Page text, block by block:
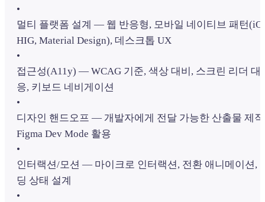
•
멀티 플랫폼 설계 — 웹 반응형, 모바일 네이티브 패턴
HIG, Material Design), 데스크톱 UX
•
접근성(A11y) — WCAG 기준, 색상 대비, 스크린 리더 대
응, 키보드 네비게이션
•
디자인 핸드오프 — 개발자에게 전달 가능한 산출물 제
Figma Dev Mode 활용
•
인터랙션/모션 — 마이크로 인터랙션, 전환 애니메이션,
딩 상태 설계
•